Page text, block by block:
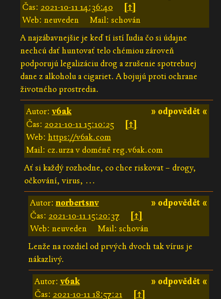
Čas: 2021-10-11 14:36:40
[↑]
Web: neuveden
Mail: schován
A najzábavnejšie je keď tí istí ľudia čo si údajne
nechcú dať huntovať telo chémiou zároveň
podporujú legalizáciu drog a zrušenie spotrebnej
dane z alkoholu a cigariet. A bojujú proti ochrane
životného prostredia.
» odpovědět «
Autor: v6ak
Čas: 2021-10-11 15:10:25
[↑]
Web: https://v6ak.com
Mail: cz.urza v doméně reg.v6ak.com
Ať si každý rozhodne, co chce riskovat – drogy,
očkování, virus, …
» odpovědět «
Autor:norbertsnv
Čas: 2021-10-11 15:20:37
[↑]
Web: neuveden
Mail: schován
Lenže na rozdiel od prvých dvoch tak vírus je
nákazlivý.
» odpovědět «
Autor: v6ak
Čas: 2021-10-11 18:57:21
[↑]